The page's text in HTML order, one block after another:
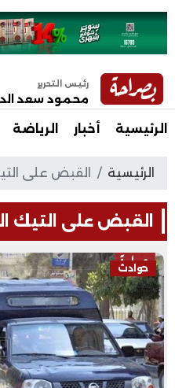
رئيس التحرير
محمود سعد
الرئيسية أخبار الرياضة
الرئيسية القبض على
القبض على التيك
حوادث